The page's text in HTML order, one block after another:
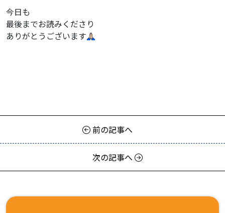
今日も
最後までお読みくださり
ありがとうございます
前の記事へ
次の記事へ